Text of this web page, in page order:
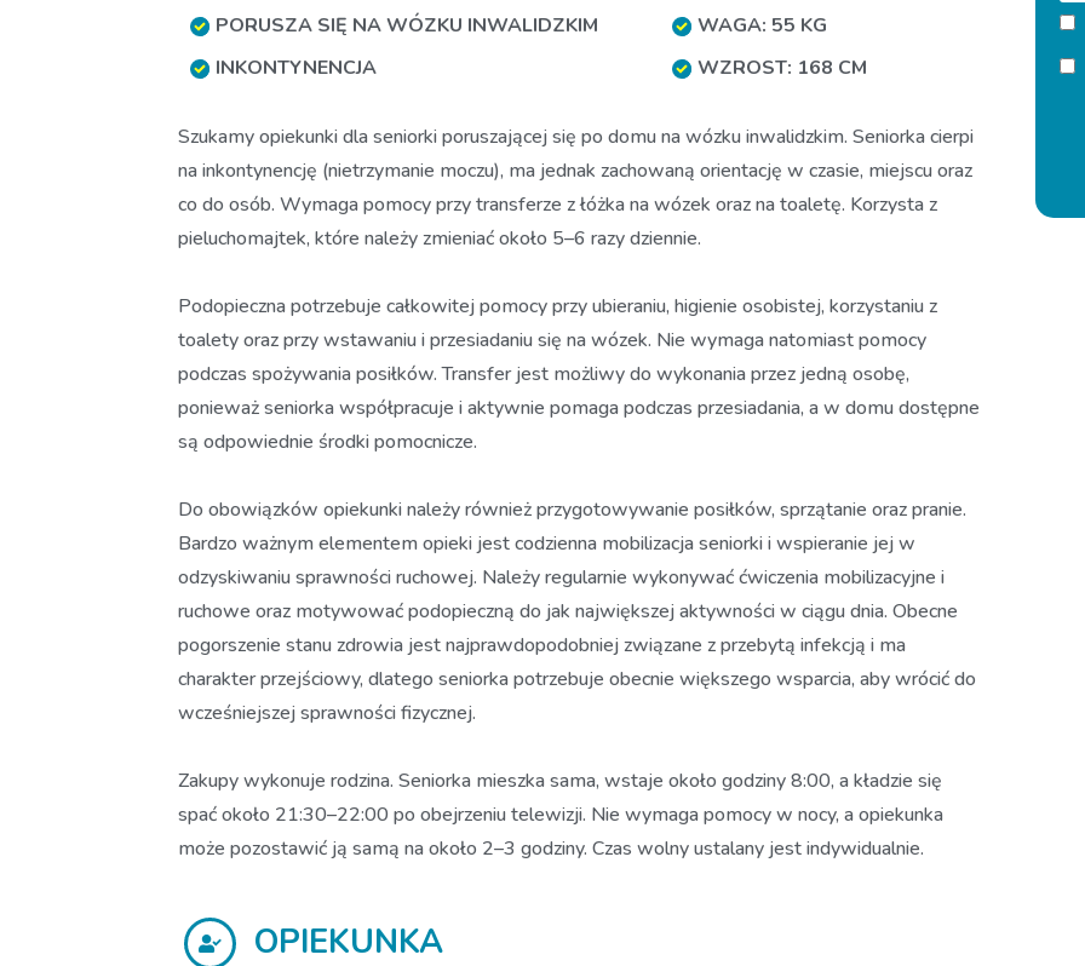
PORUSZA SIĘ NA WÓZKU INWALIDZKIM
INKONTYNENCJA
WAGA: 55 KG
WZROST: 168 CM
Szukamy opiekunki dla seniorki poruszającej się po domu na wózku inwalidzkim. Seniorka cierpi
na inkontynencję (nietrzymanie moczu), ma jednak zachowaną orientację w czasie, miejscu oraz
co do osób. Wymaga pomocy przy transferze z łóżka na wózek oraz na toaletę. Korzysta z
pieluchomajtek, które należy zmieniać około 5–6 razy dziennie.
Podopieczna potrzebuje całkowitej pomocy przy ubieraniu, higienie osobistej, korzystaniu z
toalety oraz przy wstawaniu i przesiadaniu się na wózek. Nie wymaga natomiast pomocy
podczas spożywania posiłków. Transfer jest możliwy do wykonania przez jedną osobę,
ponieważ seniorka współpracuje i aktywnie pomaga podczas przesiadania, a w domu dostępne
są odpowiednie środki pomocnicze.
Do obowiązków opiekunki należy również przygotowywanie posiłków, sprzątanie oraz pranie.
Bardzo ważnym elementem opieki jest codzienna mobilizacja seniorki i wspieranie jej w
odzyskiwaniu sprawności ruchowej. Należy regularnie wykonywać ćwiczenia mobilizacyjne i
ruchowe oraz motywować podopieczną do jak największej aktywności w ciągu dnia. Obecne
pogorszenie stanu zdrowia jest najprawdopodobniej związane z przebytą infekcją i ma
charakter przejściowy, dlatego seniorka potrzebuje obecnie większego wsparcia, aby wrócić do
wcześniejszej sprawności fizycznej.
Zakupy wykonuje rodzina. Seniorka mieszka sama, wstaje około godziny 8:00, a kładzie się
spać około 21:30–22:00 po obejrzeniu telewizji. Nie wymaga pomocy w nocy, a opiekunka
może pozostawić ją samą na około 2–3 godziny. Czas wolny ustalany jest indywidualnie.
OPIEKUNKA